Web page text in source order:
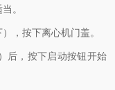
。
，按下离心机门盖。
后，按下启动按钮开始